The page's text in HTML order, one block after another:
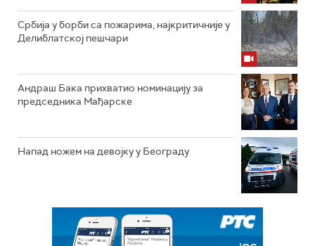
Србија у борби са пожарима, најкритичније у
Делиблатској пешчари
Андраш Бака прихватио номинацију за
председника Мађарске
Напад ножем на девојку у Београду